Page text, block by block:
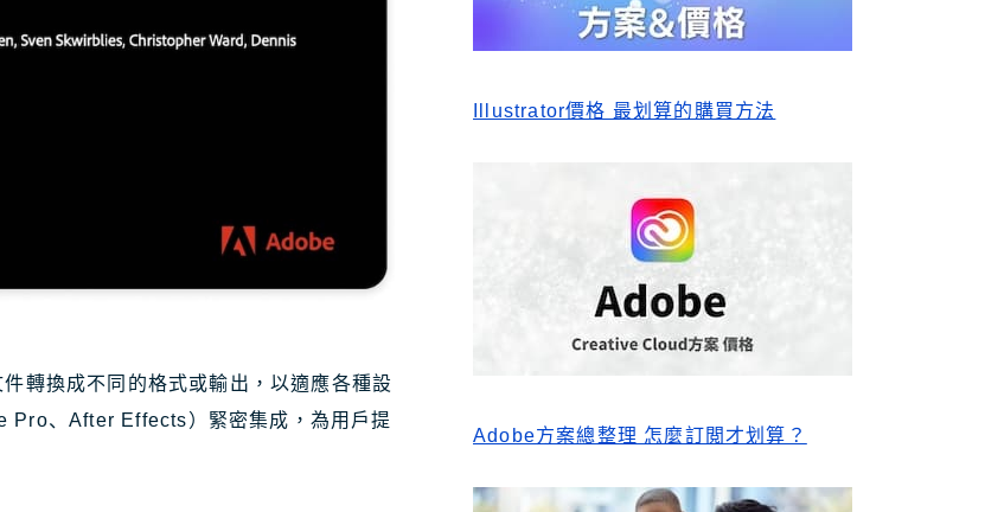
轉換成不同的格式或輸出，以適應各種設
Pro、After Effects）緊密集成，為用戶提
Illustrator價格 最划算的購買方法
Adobe方案總整理 怎麼訂閲才划算？